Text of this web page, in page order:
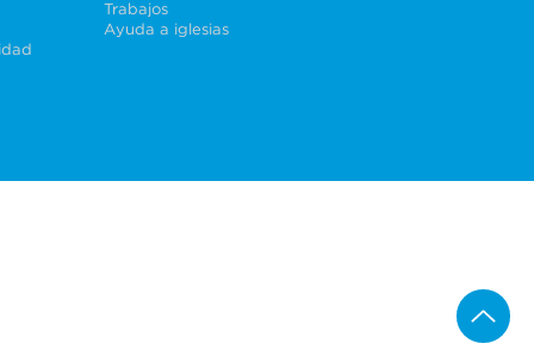
Trabajos
Ayuda a iglesias